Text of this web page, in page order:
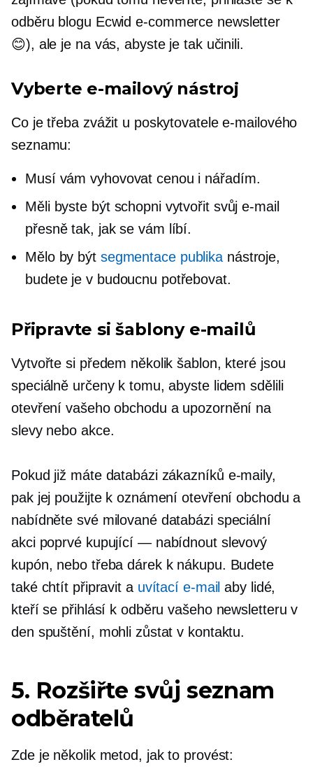
odběru blogu Ecwide-commerce newsletter
😊), ale je na vás, abyste je tak učinili.
Vyberte e-mailový nástroj
Co je třeba zvážit u poskytovatele e-mailového
seznamu:
Musí vám vyhovovat cenou i nářadím.
Měli byste být schopni vytvořit svůj e-mail
přesně tak, jak se vám líbí.
Mělo by být segmentace publika nástroje,
budete je v budoucnu potřebovat.
Připravte si šablony e-mailů
Vytvořte si předem několik šablon, které jsou
speciálně určeny k tomu, abyste lidem sdělili
otevření vašeho obchodu a upozornění na
slevy nebo akce.
Pokud již máte databázi zákazníků e-maily,
pak jej použijte k oznámení otevření obchodu a
nabídněte své milované databázi speciální
akci poprvékupující — nabídnout slevový
kupón, nebo třeba dárek k nákupu. Budete
také chtít připravit a uvítací e-mail aby lidé,
kteří se přihlásí k odběru vašeho newsletteru v
den spuštění, mohli zůstat v kontaktu.
5. Rozšiřte svůj seznam
odběratelů
Zde je několik metod, jak to provést: